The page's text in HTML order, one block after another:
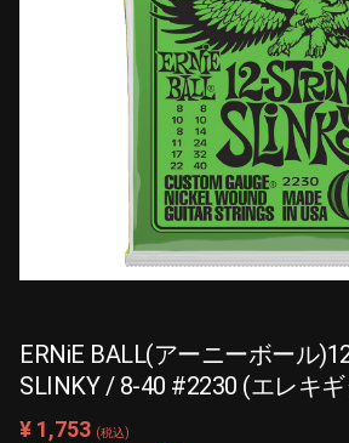
ERNiE BALL(アーニーボール
SLINKY / 8-40 #2230 (エレキ
¥ 1,753 (税込)